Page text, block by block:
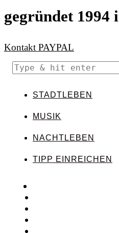
gegründet 1994
Kontakt PAYPAL
STADTLEBEN
MUSIK
NACHTLEBEN
TIPP EINREICHEN